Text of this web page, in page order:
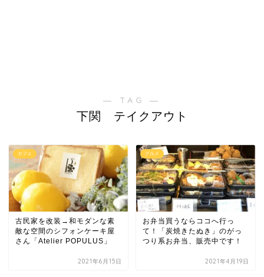
― TAG ―
下関 テイクアウト
カフェ
古民家を改装→和モダンな素
敵な空間のシフォンケーキ屋
さん「Atelier POPULUS」
2021年6月15日
グルメ
お弁当買うならココへ行っ
て！「炭焼きたぬき」のがっ
つり系お弁当、販売中です！
2021年4月19日